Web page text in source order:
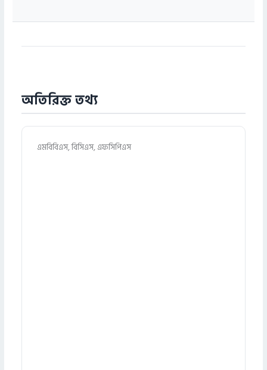
অতিরিক্ত তথ্য
এমবিবিএস, বিসিএস, এফসিপিএস